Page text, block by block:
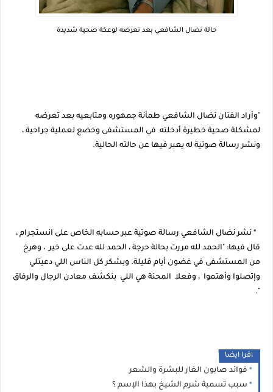
حالة نضال الشافعي بعد تعرضه لوعكة صحية شديدة
"وأراد الفنان نضال الشافعي طمأنة جمهوره ومتابعيه بعد تعرضه
لمشكلة صحية خطيرة أدخلته في المستشفى وخضع لعملية جراحية ،
ونشر رسالة صوتية له يعبر فيها عن حالته الحالية.
* نشر نضال الشافعي رسالة صوتية عبر حسابه الخاص على انستجرام ،
قال فيها: "الحمد لله مررت بحالة حرجة ، الحمد لله عدت على خير ، وهرخ
من المستشفى في غضون أيام قليلة. وبشكر كل الناس اللي دعيتلي
وإتصلوا وأهتموا ، وفعلا المحنة هي اللي بنكشف معادن الرجال والرفاق
".
اقرا ايضا
فوائد صابون الغار للبشرة والشعر
سبب تسمية شرم الشيخ بهذا الإسم ؟